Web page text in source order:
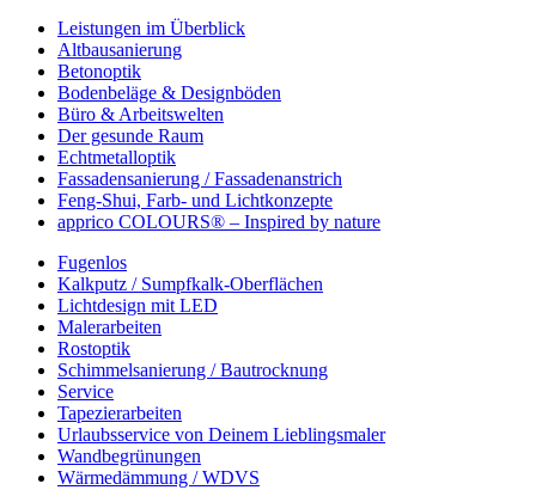
Leistungen im Überblick
Altbausanierung
Betonoptik
Bodenbeläge & Designböden
Büro & Arbeitswelten
Der gesunde Raum
Echtmetalloptik
Fassadensanierung / Fassadenanstrich
Feng-Shui, Farb- und Lichtkonzepte
apprico COLOURS® – Inspired by nature
Fugenlos
Kalkputz / Sumpfkalk-Oberflächen
Lichtdesign mit LED
Malerarbeiten
Rostoptik
Schimmelsanierung / Bautrocknung
Service
Tapezierarbeiten
Urlaubsservice von Deinem Lieblingsmaler
Wandbegrünungen
Wärmedämmung / WDVS